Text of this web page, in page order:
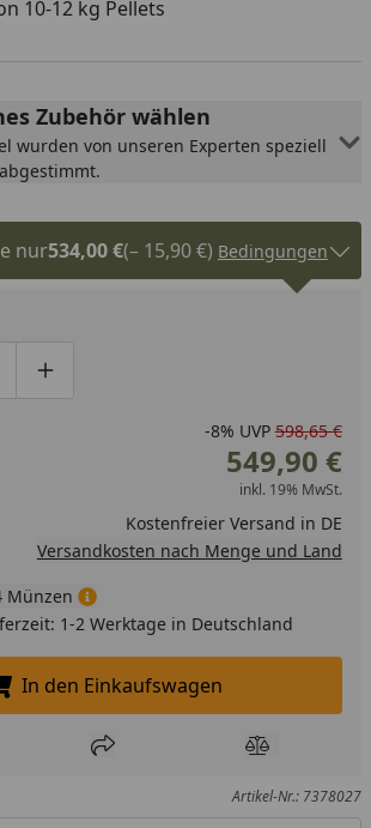
10-12 kg Pellets
Zubehör wählen
wurden von unseren Experten speziell
nur534,00 €(– 15,90 €) Bedingungen
um eins verringern
manuell eingeben
Produktmenge um eins erhöhen
-8% UVP 598,65 €
549,90 €
inkl. 19% MwSt.
Kostenfreier Versand in DE
Versandkosten nach Menge und Land
Münzen
1-2 Werktage in Deutschland
In den Einkaufswagen legen
In den Einkaufswagen
zur Wunschliste hinzufügen
Teilen Produkt
Artikel-Nr.: 7378027